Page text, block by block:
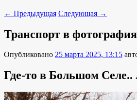
← Предыдущая Следующая →
Транспорт в
Опубликовано 25 марта 2025, 13:15
Где-то в Большом Селе..